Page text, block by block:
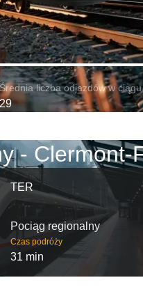
Średnia liczba odjazdów w
29
- Clermont-
TER
Pociąg regionalny
Czas podróży
31 min